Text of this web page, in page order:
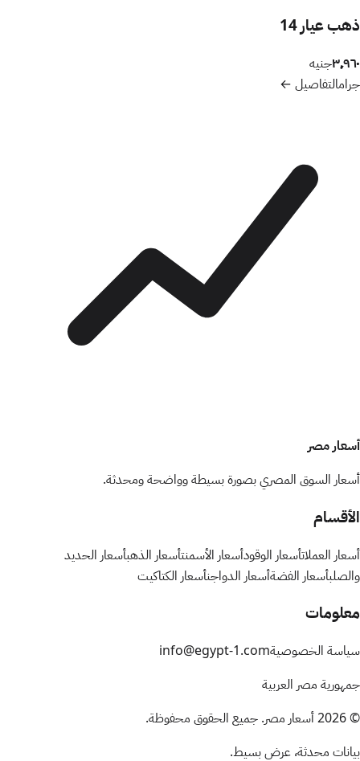
ذهب عيار 14
٣٬٩٦٠جنيه
جرامالتفاصيل ←
أسعار مصر
أسعار السوق المصري بصورة بسيطة وواضحة ومحدثة.
الأقسام
أسعار العملاتأسعار الوقودأسعار الأسمنتأسعار الذهبأسعار الحديد
والصلبأسعار الفضةأسعار الدواجنأسعار الكتاكيت
معلومات
سياسة الخصوصيةinfo@egypt-1.com
جمهورية مصر العربية
©
2026أسعار مصر. جميع الحقوق محفوظة.
بيانات محدثة، عرض بسيط.